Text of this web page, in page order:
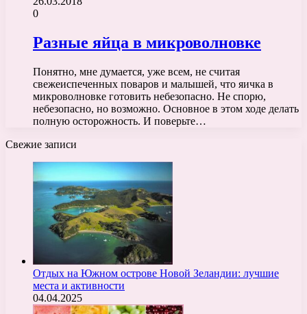
0
Разные яйца в микроволновке
Понятно, мне думается, уже всем, не считая
свежеиспеченных поваров и малышей, что яичка в
микроволновке готовить небезопасно. Не спорю,
небезопасно, но возможно. Основное в этом ходе делать
полную осторожность. И поверьте…
Свежие записи
Отдых на Южном острове Новой Зеландии: лучшие
места и активности
04.04.2025